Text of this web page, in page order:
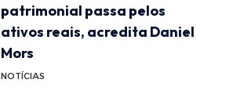
patrimonial passa pelos
ativos reais, acredita Daniel
Mors
NOTÍCIAS